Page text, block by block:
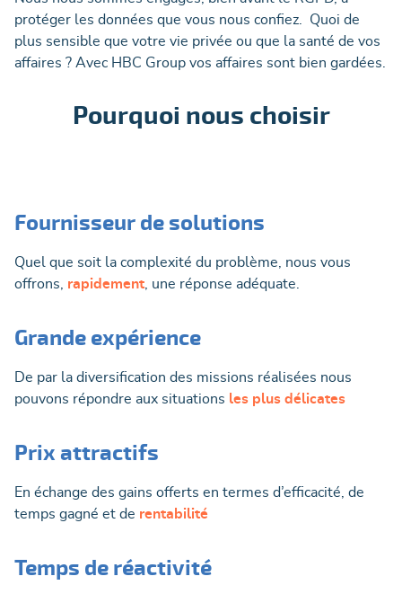
protéger les données que vous nous confiez. Quoi de
plus sensible que votre vie privée ou que la santé de vos
affaires ? Avec HBC Group vos affaires sont bien gardées.
Pourquoi nous choisir
Fournisseur de solutions
Quel que soit la complexité du problème, nous vous
offrons, rapidement , une réponse adéquate.
Grande expérience
De par la diversification des missions réalisées nous
pouvons répondre aux situations les plus délicates
Prix attractifs
En échange des gains offerts en termes d’efficacité, de
temps gagné et de rentabilité
Temps de réactivité